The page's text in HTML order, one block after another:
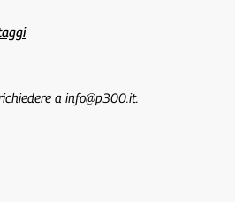
a info@p300.it.